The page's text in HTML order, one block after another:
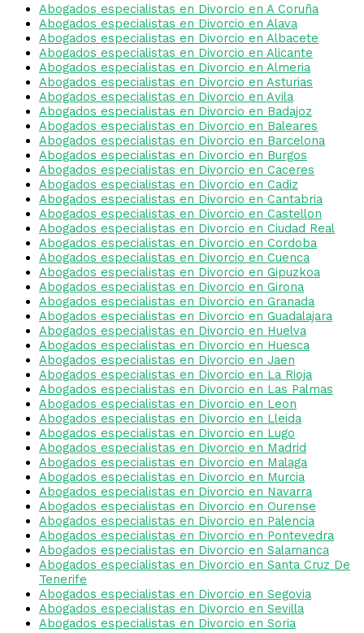
Abogados especialistas en Divorcio en A Coruña
Abogados especialistas en Divorcio en Alava
Abogados especialistas en Divorcio en Albacete
Abogados especialistas en Divorcio en Alicante
Abogados especialistas en Divorcio en Almeria
Abogados especialistas en Divorcio en Asturias
Abogados especialistas en Divorcio en Avila
Abogados especialistas en Divorcio en Badajoz
Abogados especialistas en Divorcio en Baleares
Abogados especialistas en Divorcio en Barcelona
Abogados especialistas en Divorcio en Burgos
Abogados especialistas en Divorcio en Caceres
Abogados especialistas en Divorcio en Cadiz
Abogados especialistas en Divorcio en Cantabria
Abogados especialistas en Divorcio en Castellon
Abogados especialistas en Divorcio en Ciudad Real
Abogados especialistas en Divorcio en Cordoba
Abogados especialistas en Divorcio en Cuenca
Abogados especialistas en Divorcio en Gipuzkoa
Abogados especialistas en Divorcio en Girona
Abogados especialistas en Divorcio en Granada
Abogados especialistas en Divorcio en Guadalajara
Abogados especialistas en Divorcio en Huelva
Abogados especialistas en Divorcio en Huesca
Abogados especialistas en Divorcio en Jaen
Abogados especialistas en Divorcio en La Rioja
Abogados especialistas en Divorcio en Las Palmas
Abogados especialistas en Divorcio en Leon
Abogados especialistas en Divorcio en Lleida
Abogados especialistas en Divorcio en Lugo
Abogados especialistas en Divorcio en Madrid
Abogados especialistas en Divorcio en Malaga
Abogados especialistas en Divorcio en Murcia
Abogados especialistas en Divorcio en Navarra
Abogados especialistas en Divorcio en Ourense
Abogados especialistas en Divorcio en Palencia
Abogados especialistas en Divorcio en Pontevedra
Abogados especialistas en Divorcio en Salamanca
Abogados especialistas en Divorcio en Santa Cruz De
Tenerife
Abogados especialistas en Divorcio en Segovia
Abogados especialistas en Divorcio en Sevilla
Abogados especialistas en Divorcio en Soria